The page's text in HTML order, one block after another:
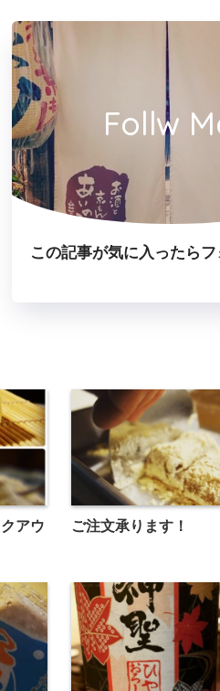
Follw
この記事が気に入ったらフ
アウ
ご注文承ります！